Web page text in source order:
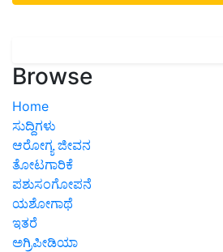
Browse
Home
ಸುದ್ದಿಗಳು
ಆರೋಗ್ಯ ಜೀವನ
ತೋಟಗಾರಿಕೆ
ಪಶುಸಂಗೋಪನೆ
ಯಶೋಗಾಥೆ
ಇತರೆ
ಅಗ್ರಿಪೀಡಿಯಾ